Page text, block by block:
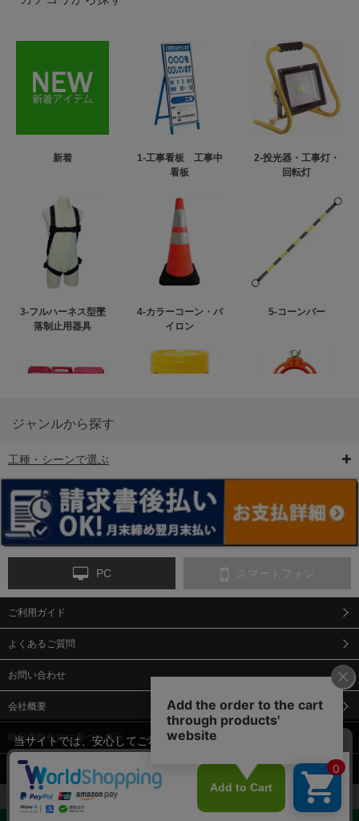
新着
1-工事看板 工事中
看板
2-投光器・工事灯・
回転灯
3-フルハーネス型墜
落制止用器具
4-カラーコーン・パ
イロン
5-コーンバー
6-矢印板/LED矢印板
ンス
9-点字マット・タイ
12-安全ベスト
13-誘導灯・誘導棒・
合図灯・手旗
14-ライフジャケット
ジャンルから探す
工種・シーンで選ぶ
PC スマートフォン
ご利用ガイド
よくあるご質問
お問い合わせ
会社概要
特定商取引法に基づく表示
個人情報保護方針
当サイトでは、安心してご利用いただくため（なりすまし防止
等）、またサイトの利便性向上のため、クッキー(Cookie)を使用
しています。 サイトのクッキー(Cookie)の使用に関しては、「プ
ライバシーポリシー」をお読みください。